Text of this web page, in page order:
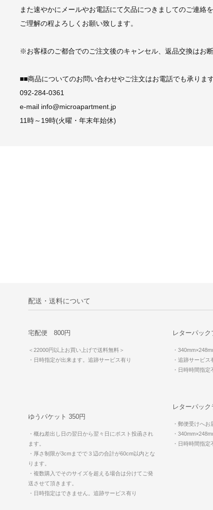
また速やかにメールやお電話にて欠品につきましてのご連絡
ご理解の程よろしくお願い致します。
※お客様のご都合でのご注文後のキャンセル、返品交換はお
■■商品についてのお問い合わせやご注文はお電話でも承りま
092-284-0361
e-mail info@microapartment.jp
11時～19時(火曜・年末年始休)
配送・送料について
宅配便 800円
＜22000円以上お買い上げで送料無料＞
・日時指定が出来ます。追跡サービス有り
レターパッ
・
・追跡サービス
・日時時間指定
レターパッ
・郵便受けへお
・
・日時時間指定
ゆうパケット 350円
・概ね差出し日の翌日から翌々日にポスト投函され
ます。
・厚さ制限が3cmまでで３辺の合計が60cm以内とな
ります。
・複数購入でそのサイズを超える場合は分けてご発
送させて頂きます。
・日時指定はできません。追跡サービス有り